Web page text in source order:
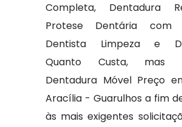
Completa, Dentadura
Protese Dentária com
Dentista Limpeza e
Quanto Custa, mas
Dentadura Móvel Preço
Aracília - Guarulhos a fim
às mais exigentes